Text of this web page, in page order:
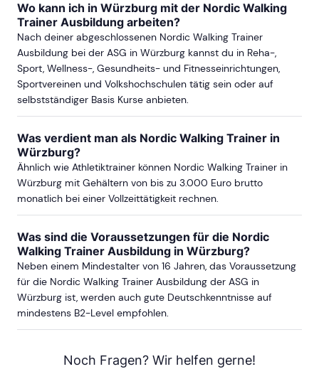
Wo kann ich in Würzburg mit der Nordic Walking
Trainer Ausbildung arbeiten?
Nach deiner abgeschlossenen Nordic Walking Trainer
Ausbildung bei der ASG in Würzburg kannst du in Reha-,
Sport, Wellness-, Gesundheits- und Fitnesseinrichtungen,
Sportvereinen und Volkshochschulen tätig sein oder auf
selbstständiger Basis Kurse anbieten.
Was verdient man als Nordic Walking Trainer in
Würzburg?
Ähnlich wie Athletiktrainer können Nordic Walking Trainer in
Würzburg mit Gehältern von bis zu 3.000 Euro brutto
monatlich bei einer Vollzeittätigkeit rechnen.
Was sind die Voraussetzungen für die Nordic
Walking Trainer Ausbildung in Würzburg?
Neben einem Mindestalter von 16 Jahren, das Voraussetzung
für die Nordic Walking Trainer Ausbildung der ASG in
Würzburg ist, werden auch gute Deutschkenntnisse auf
mindestens B2-Level empfohlen.
Noch Fragen? Wir helfen gerne!